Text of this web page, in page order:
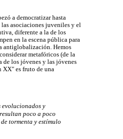
a democratizar hasta
asociaciones juveniles y el
diferente a la de los
en la escena pública para
antiglobalización. Hemos
metafóricos (de la
de los jóvenes y las jóvenes
XX" es fruto de una
evolucionados y
poco a poco
tormenta y estímulo